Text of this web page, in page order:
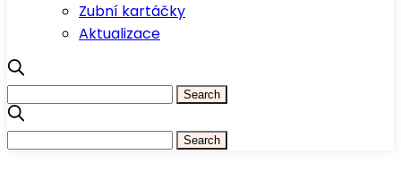
Zubní kartáčky
Aktualizace